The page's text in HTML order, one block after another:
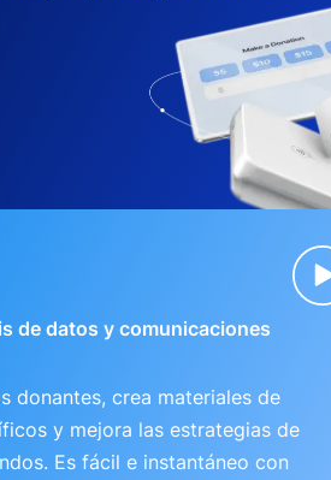
de datos y comunicaciones
donantes, crea materiales de
y mejora las estrategias de
Es fácil e instantáneo con